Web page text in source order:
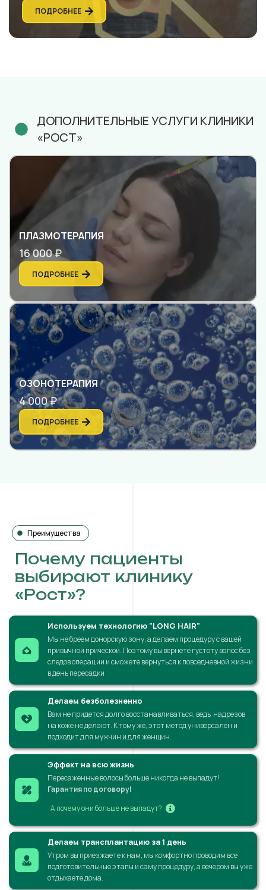
ПОДРОБНЕЕ
ДОПОЛНИТЕЛЬНЫЕ УСЛУГИ КЛИНИКИ
«РОСТ»
ПЛАЗМОТЕРАПИЯ
16 000 ₽
ПОДРОБНЕЕ
ОЗОНОТЕРАПИЯ
4 000 ₽
ПОДРОБНЕЕ
Преимущества
Почему пациенты
выбирают клинику
«Рост»?
Используем технологию "LONG HAIR"
Мы не бреем донорскую зону, а делаем процедуру с вашей
привычной прической. Поэтому вы вернете густоту волос без
следов операции и сможете вернуться к повседневной жизни
в день пересадки
Делаем безболезненно
Вам не придется долго восстанавливаться, ведь надрезов
на коже не делают. К тому же, этот метод универсален и
подходит для мужчин и для женщин.
Эффект на всю жизнь
Пересаженные волосы больше никогда не выпадут!
Гарантия по договору!
А почему они больше не выпадут?
Делаем трансплантацию за 1 день
Утром вы приезжаете к нам, мы комфортно проводим все
подготовительные этапы и саму процедуру, а вечером вы уже
отдыхаете дома.